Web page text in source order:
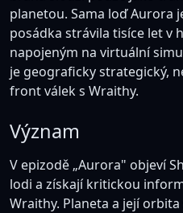
planetou. Sama loď Aurora
posádka strávila tisíce let v
napojeným na virtuální
je geograficky strategický,
front válek s Wraithy.
Význam
V epizodě „Aurora" objeví
lodi a získají kritickou
Wraithy. Planeta a její